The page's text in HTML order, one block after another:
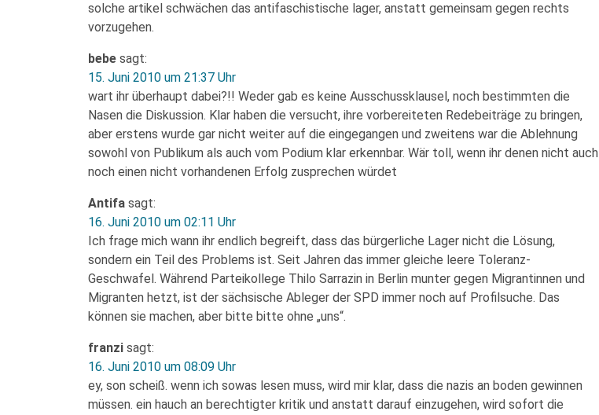
solche artikel schwächen das antifaschistische lager, anstatt gemeinsam gegen rechts
vorzugehen.
bebe sagt:
15. Juni 2010 um 21:37 Uhr
wart ihr überhaupt dabei?!! Weder gab es keine Ausschussklausel, noch bestimmten die
Nasen die Diskussion. Klar haben die versucht, ihre vorbereiteten Redebeiträge zu bringen,
aber erstens wurde gar nicht weiter auf die eingegangen und zweitens war die Ablehnung
sowohl von Publikum als auch vom Podium klar erkennbar. Wär toll, wenn ihr denen nicht auch
noch einen nicht vorhandenen Erfolg zusprechen würdet
Antifa sagt:
16. Juni 2010 um 02:11 Uhr
Ich frage mich wann ihr endlich begreift, dass das bürgerliche Lager nicht die Lösung,
sondern ein Teil des Problems ist. Seit Jahren das immer gleiche leere Toleranz-
Geschwafel. Während Parteikollege Thilo Sarrazin in Berlin munter gegen Migrantinnen und
Migranten hetzt, ist der sächsische Ableger der SPD immer noch auf Profilsuche. Das
können sie machen, aber bitte bitte ohne „uns“.
franzi sagt:
16. Juni 2010 um 08:09 Uhr
ey, son scheiß. wenn ich sowas lesen muss, wird mir klar, dass die nazis an boden gewinnen
müssen. ein hauch an berechtigter kritik und anstatt darauf einzugehen, wird sofort die